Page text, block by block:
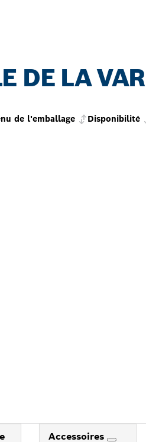
DE LA
de l'emballage
Disponibilité
Accessoires